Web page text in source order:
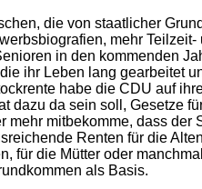
die von staatlicher
mehr
in den kommenden
ihr Leben lang gearbeitet
habe die CDU auf
dazu da sein soll, Gesetze
mitbekomme, dass der
Renten für die
die Mütter oder
als Basis.